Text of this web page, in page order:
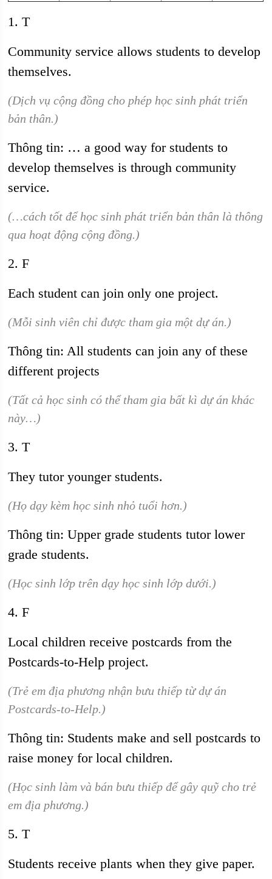
1. T
Community service allows students to develop
themselves.
(Dịch vụ cộng đồng cho phép học sinh phát triển
bản thân.)
Thông tin: … a good way for students to
develop themselves is through community
service.
(…cách tốt để học sinh phát triển bản thân là thông
qua hoạt động cộng đồng.)
2. F
Each student can join only one project.
(Mỗi sinh viên chỉ được tham gia một dự án.)
Thông tin: All students can join any of these
different projects
(Tất cả học sinh có thể tham gia bất kì dự án khác
này…)
3. T
They tutor younger students.
(Họ dạy kèm học sinh nhỏ tuổi hơn.)
Thông tin: Upper grade students tutor lower
grade students.
(Học sinh lớp trên dạy học sinh lớp dưới.)
4. F
Local children receive postcards from the
Postcards-to-Help project.
(Trẻ em địa phương nhận bưu thiếp từ dự án
Postcards-to-Help.)
Thông tin: Students make and sell postcards to
raise money for local children.
(Học sinh làm và bán bưu thiếp để gây quỹ cho trẻ
em địa phương.)
5. T
Students receive plants when they give paper.